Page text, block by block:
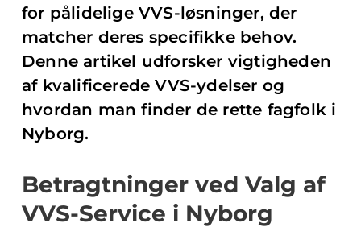
for pålidelige VVS-løsninger, der
matcher deres specifikke behov.
Denne artikel udforsker vigtigheden
af kvalificerede VVS-ydelser og
hvordan man finder de rette fagfolk i
Nyborg.
Betragtninger ved Valg af
VVS-Service i Nyborg